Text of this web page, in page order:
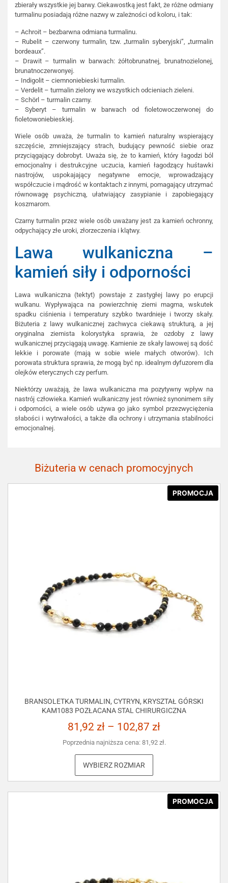
zbierały wszystkie jej barwy. Ciekawostką jest fakt, że różne odmiany
turmalinu posiadają różne nazwy w zależności od koloru, i tak:
– Achroit – bezbarwna odmiana turmalinu.
– Rubelit – czerwony turmalin, tzw. „turmalin syberyjski”, „turmalin
bordeaux”.
– Drawit – turmalin w barwach: żółtobrunatnej, brunatnozielonej,
brunatnoczerwonyej.
– Indigolit – ciemnoniebieski turmalin.
– Verdelit – turmalin zielony we wszystkich odcieniach zieleni.
– Schörl – turmalin czarny.
– Syberyt – turmalin w barwach od fioletowoczerwonej do
fioletowoniebieskiej.
Wiele osób uważa, że turmalin to kamień naturalny wspierający
szczęście, zmniejszający strach, budujący pewność siebie oraz
przyciągający dobrobyt. Uważa się, że to kamień, który łagodzi ból
emocjonalny i destrukcyjne uczucia, kamień łagodzący huśtawki
nastrojów, uspokajający negatywne emocje, wprowadzający
współczucie i mądrość w kontaktach z innymi, pomagający utrzymać
równowagę psychiczną, ułatwiający zasypianie i zapobiegający
koszmarom.
Czarny turmalin przez wiele osób uważany jest za kamień ochronny,
odpychający złe uroki, złorzeczenia i klątwy.
Lawa wulkaniczna –
kamień siły i odporności
Lawa wulkaniczna (tektyt) powstaje z zastygłej lawy po erupcji
wulkanu. Wypływająca na powierzchnię ziemi magma, wskutek
spadku ciśnienia i temperatury szybko twardnieje i tworzy skały.
Biżuteria z lawy wulkanicznej zachwyca ciekawą strukturą, a jej
oryginalna ziemista kolorystyka sprawia, że ozdoby z lawy
wulkanicznej przyciągają uwagę. Kamienie ze skały lawowej są dość
lekkie i porowate (mają w sobie wiele małych otworów). Ich
porowata struktura sprawia, że mogą być np. idealnym dyfuzorem dla
olejków eterycznych czy perfum.
Niektórzy uważają, że lawa wulkaniczna ma pozytywny wpływ na
nastrój człowieka. Kamień wulkaniczny jest również synonimem siły
i odporności, a wiele osób używa go jako symbol przezwyciężenia
słabości i wytrwałości, a także dla ochrony i utrzymania stabilności
emocjonalnej.
Biżuteria w cenach promocyjnych
PROMOCJA
BRANSOLETKA TURMALIN, CYTRYN, KRYSZTAŁ GÓRSKI
KAM1083 POZŁACANA STAL CHIRURGICZNA
81,92 zł – 102,87 zł
Poprzednia najniższa cena: 81,92 zł.
WYBIERZ ROZMIAR
PROMOCJA